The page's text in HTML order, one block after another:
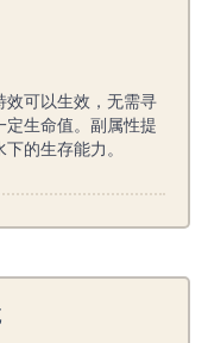
效可以生效，无需寻
定生命值。副属性提
的生存能力。